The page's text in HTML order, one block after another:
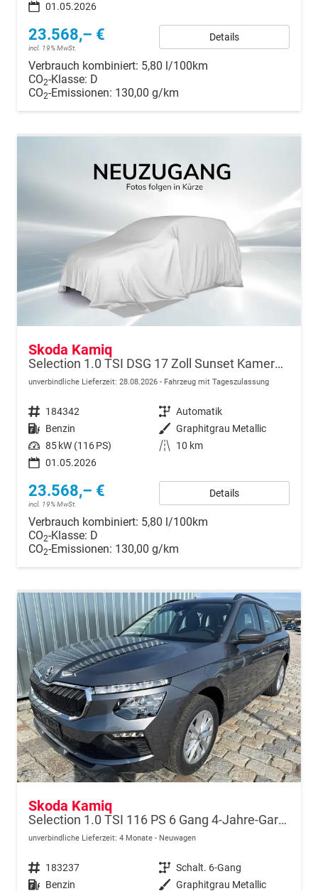
01.05.2026
23.568,– €
incl. 19% MwSt.
Details
Verbrauch kombiniert: 5,80 l/100km
CO2-Klasse: D
CO2-Emissionen: 130,00 g/km
Skoda Kamiq
Selection 1.0 TSI DSG 17 Zoll Sunset Kamera PDC v+h
unverbindliche Lieferzeit: 28.08.2026 Fahrzeug mit Tageszulassung
Fahrzeugnr. 184342 Getriebe Automatik
Kraftstoff Benzin Außenfarbe Graphitgrau Metallic
Leistung 85 kW (116 PS) Kilometerstand
10 km
01.05.2026
23.568,– €
incl. 19% MwSt.
Details
Verbrauch kombiniert: 5,80 l/100km
CO2-Klasse: D
CO2-Emissionen: 130,00 g/km
Skoda Kamiq
Selection 1.0 TSI 116 PS 6 Gang 4-Jahre-Garantie-Anhängerkupplung schwenkbar-Kessy-16" Alu-2-Zonen-Climatronic-Tempomat-LED-AppleCarPlay-AndroidAuto-Rückfahrkamera-2xPDC
unverbindliche Lieferzeit: 4 Monate Neuwagen
Fahrzeugnr. 183237 Getriebe Schalt. 6-Gang
Kraftstoff Benzin Außenfarbe Graphitgrau Metallic